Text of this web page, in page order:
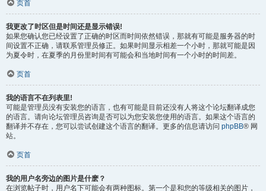
页首
我更改了时区但是时间还是显示错误!
如果您确认您已经设置了正确的时区而时间依然错误，那就有可能是服务器的时
间设置不正确，请联系管理员修正。如果时间显示相差一个小时，那就可能是因
为夏令时，在夏季的月份里时间有可能会和当地时间有一个小时的时间差。
页首
我的语言不在列表里!
可能是管理员没有安装您的语言，也有可能是目前还没有人将这个论坛翻译成您
的语言。请向论坛管理员咨询是否可以为您安装您使用的语言。如果这个语言的
翻译并不存在，您可以尝试创建这个语言的翻译。更多的信息请访问 phpBB® 网
站。
页首
我的用户名旁边的图片是什麽？
在浏览帖子时，用户名下可能会有两种图标。第一个是和您的等级相关的图片，